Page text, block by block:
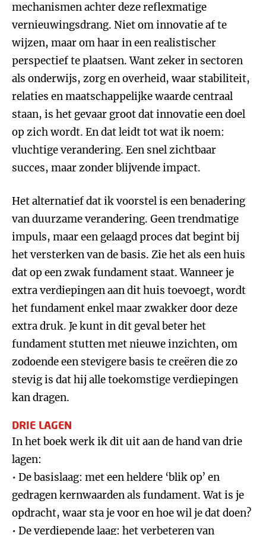
mechanismen achter deze reflexmatige
vernieuwingsdrang. Niet om innovatie af te
wijzen, maar om haar in een realistischer
perspectief te plaatsen. Want zeker in sectoren
als onderwijs, zorg en overheid, waar stabiliteit,
relaties en maatschappelijke waarde centraal
staan, is het gevaar groot dat innovatie een doel
op zich wordt. En dat leidt tot wat ik noem:
vluchtige verandering. Een snel zichtbaar
succes, maar zonder blijvende impact.
Het alternatief dat ik voorstel is een benadering
van duurzame verandering. Geen trendmatige
impuls, maar een gelaagd proces dat begint bij
het versterken van de basis. Zie het als een huis
dat op een zwak fundament staat. Wanneer je
extra verdiepingen aan dit huis toevoegt, wordt
het fundament enkel maar zwakker door deze
extra druk. Je kunt in dit geval beter het
fundament stutten met nieuwe inzichten, om
zodoende een stevigere basis te creëren die zo
stevig is dat hij alle toekomstige verdiepingen
kan dragen.
DRIE LAGEN
In het boek werk ik dit uit aan de hand van drie
lagen:
• De basislaag: met een heldere ‘blik op’ en
gedragen kernwaarden als fundament. Wat is je
opdracht, waar sta je voor en hoe wil je dat doen?
• De verdiepende laag: het verbeteren van